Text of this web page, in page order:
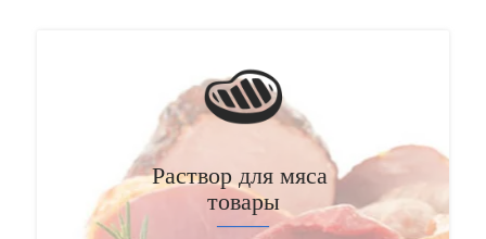
Раствор для мяса
товары
———
Альгинат калия
（C6H7O6K）
———